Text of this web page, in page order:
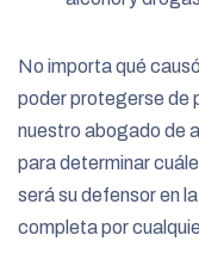
No importa qué
poder protegerse de
nuestro abogado de
para determinar
será su defensor en
completa por